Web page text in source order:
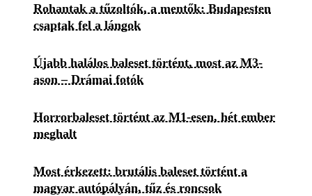
Rohantak a tűzoltók, a mentők: Budapesten
csaptak fel a lángok
Újabb halálos baleset történt, most az M3-
ason – Drámai fotók
Horrorbaleset történt az M1-esen, hét ember
meghalt
Most érkezett: brutális baleset történt a
magyar autópályán, tűz és roncsok